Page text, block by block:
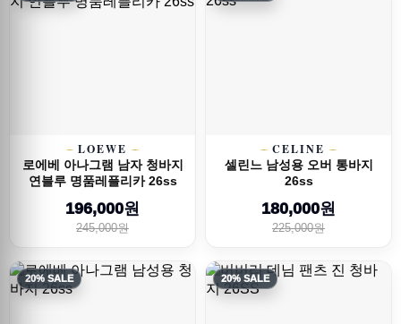
LOEWE
로에베 아나그램 남자 청바지
연블루 명품레플리카 26ss
196,000원
245,000원
CELINE
셀린느 남성용 오버 통바지
26ss
180,000원
225,000원
20% SALE 20% SALE